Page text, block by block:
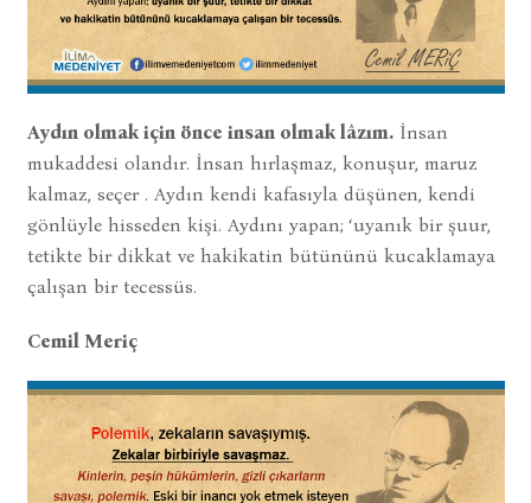
Aydın olmak için önce insan olmak lâzım.İnsan
mukaddesi olandır. İnsan hırlaşmaz, konuşur, maruz
kalmaz, seçer . Aydın kendi kafasıyla düşünen, kendi
gönlüyle hisseden kişi. Aydını yapan; ‘uyanık bir şuur,
tetikte bir dikkat ve hakikatin bütününü kucaklamaya
çalışan bir tecessüs.
Cemil Meriç